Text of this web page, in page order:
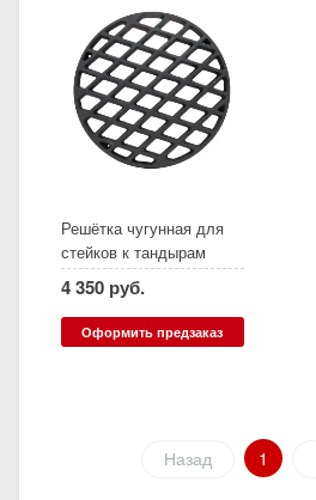
Решётка чугунная для
стейков к тандырам
Сармат Скиф, Атаман,
Аладдин (Д27,5 см)
4 350 руб.
Оформить предзаказ
Назад 1